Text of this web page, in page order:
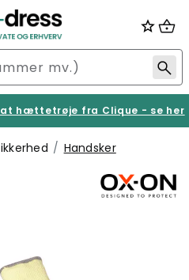
hættetrøje fra Clique - se her
Handsker